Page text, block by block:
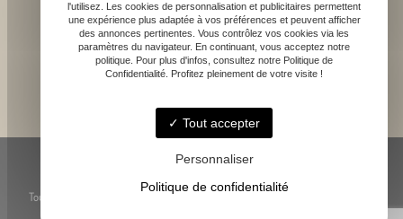
06 08 95 80 82
-Mentions légales
Toute reproduction, représentation ou utilisation des œuvres présentées, même
l'utilisez. Les cookies de personnalisation et publicitaires permettent
une expérience plus adaptée à vos préférences et peuvent afficher
des annonces pertinentes. Vous contrôlez vos cookies via les
paramètres du navigateur. En continuant, vous acceptez notre
politique. Pour plus d'infos, consultez notre Politique de
Confidentialité. Profitez pleinement de votre visite !
Tout accepter
Personnaliser
Politique de confidentialité